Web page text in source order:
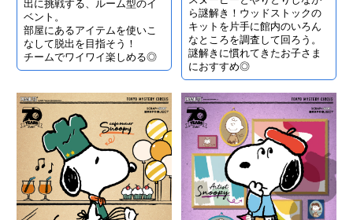
出に挑戦する、ルーム型のイ
ベント。
部屋にあるアイテムを使いこ
なして脱出を目指そう！
チームでワイワイ楽しめる◎
ら謎解き！ウッドストックの
キットを片手に館内のいろん
なところを調査して回ろう。
謎解きに慣れてきたお子さま
におすすめ◎